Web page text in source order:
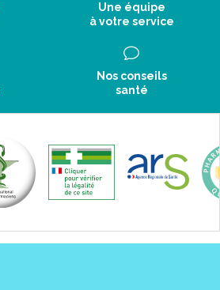
Une équipe
à votre service
Nos conseils
santé